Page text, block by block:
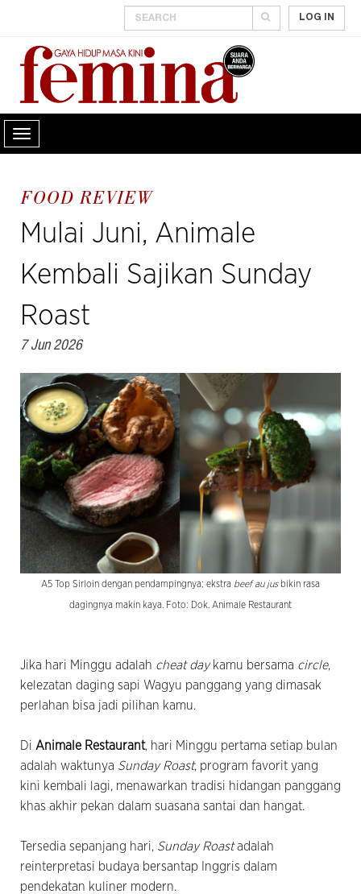
LOG IN
FOOD REVIEW
Mulai Juni, Animale
Kembali Sajikan Sunday
Roast
7 Jun 2026
A5 Top Sirloin dengan pendampingnya; ekstra beef au jusbikin rasa
dagingnya makin kaya. Foto: Dok. Animale Restaurant
Jika hari Minggu adalah cheat daykamu bersama circle,
kelezatan daging sapi Wagyu panggang yang dimasak
perlahan bisa jadi pilihan kamu.
Di Animale Restaurant, hari Minggu pertama setiap bulan
adalah waktunya Sunday Roast, program favorit yang
kini kembali lagi, menawarkan tradisi hidangan panggang
khas akhir pekan dalam suasana santai dan hangat.
Tersedia sepanjang hari, Sunday Roastadalah
reinterpretasi budaya bersantap Inggris dalam
pendekatan kuliner modern.